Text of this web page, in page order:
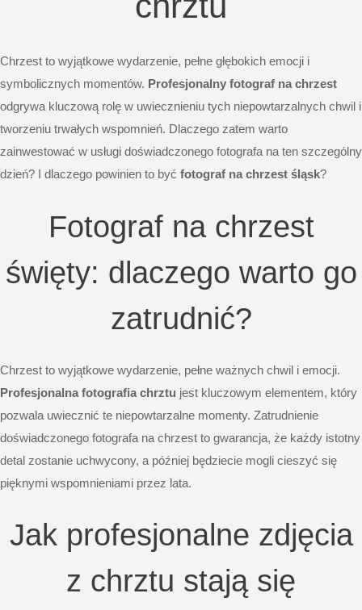
Chrzest to wyjątkowe wydarzenie, pełne głębokich emocji i
symbolicznych momentów. Profesjonalny fotograf na chrzest
odgrywa kluczową rolę w uwiecznieniu tych niepowtarzalnych chwil i
tworzeniu trwałych wspomnień. Dlaczego zatem warto
zainwestować w usługi doświadczonego fotografa na ten szczególny
dzień? I dlaczego powinien to być fotograf na chrzest śląsk?
Fotograf na chrzest
święty: dlaczego warto go
zatrudnić?
Chrzest to wyjątkowe wydarzenie, pełne ważnych chwil i emocji.
Profesjonalna fotografia chrztu jest kluczowym elementem, który
pozwala uwiecznić te niepowtarzalne momenty. Zatrudnienie
doświadczonego fotografa na chrzest to gwarancja, że każdy istotny
detal zostanie uchwycony, a później będziecie mogli cieszyć się
pięknymi wspomnieniami przez lata.
Jak profesjonalne zdjęcia
z chrztu stają się